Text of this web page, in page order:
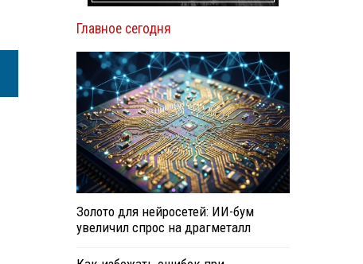
Главное сегодня
Золото для нейросетей: ИИ-бум
увеличил спрос на драгметалл